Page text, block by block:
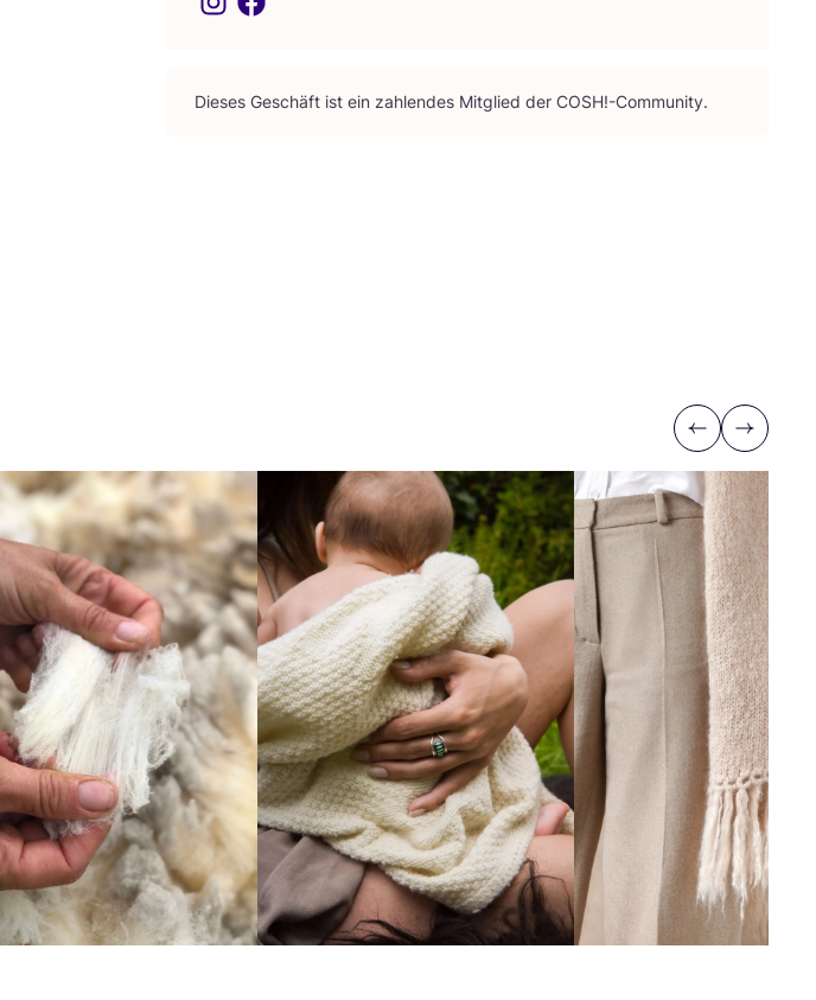
Die­ses Geschäft ist ein zah­len­des Mit­glied der COSH!-Community.
Previous
Next